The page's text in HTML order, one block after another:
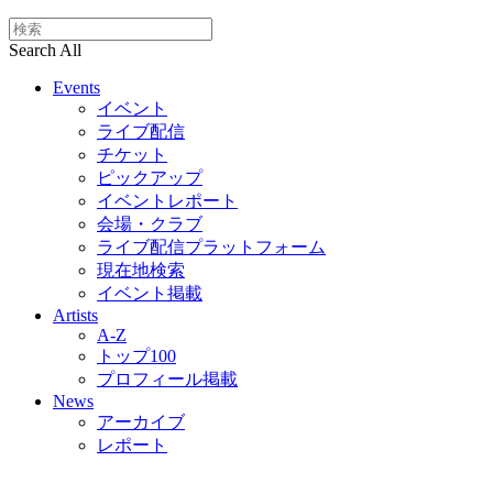
Search All
Events
イベント
ライブ配信
チケット
ピックアップ
イベントレポート
会場・クラブ
ライブ配信プラットフォーム
現在地検索
イベント掲載
Artists
A-Z
トップ100
プロフィール掲載
News
アーカイブ
レポート